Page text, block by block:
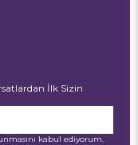
İlk Sizin
kabul ediyorum.